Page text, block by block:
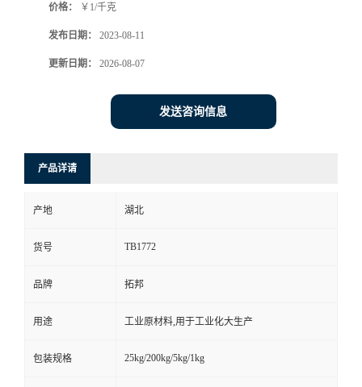
价格： ￥1/千克
发布日期： 2023-08-11
更新日期： 2026-08-07
发送咨询信息
产品详请
产地 湖北
货号 TB1772
品牌 拓邦
用途 工业原材料,用于工业化大生产
包装规格 25kg/200kg/5kg/1kg